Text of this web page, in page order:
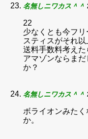
名無しニワカス＾＾
22
少なくとも今フ
スティスがそれ
送料手数料考え
アマゾンならま
か？
名無しニワカス＾＾
ボライオンみた
か。